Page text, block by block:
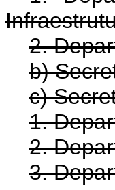
2.
b)
c)
1.
2.
3.